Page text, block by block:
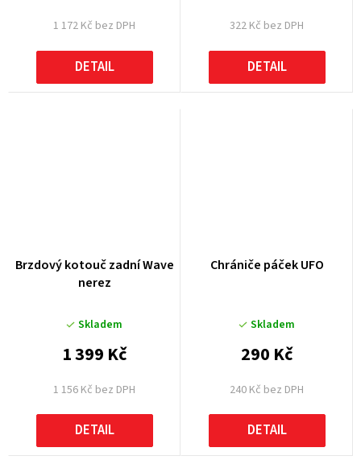
1 172 Kč bez DPH
DETAIL
322 Kč bez DPH
DETAIL
Brzdový kotouč zadní Wave
nerez
Skladem
1 156 Kč bez DPH
1 399 Kč
DETAIL
Chrániče páček UFO
Skladem
240 Kč bez DPH
290 Kč
DETAIL